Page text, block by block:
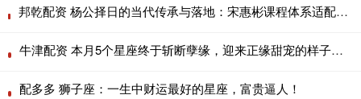
邦乾配资 杨公择日的当代传承与落地：宋惠彬课程体系适配上海商业场景
牛津配资 本月5个星座终于斩断孽缘，迎来正缘甜宠的样子太甜了！
配多多 狮子座：一生中财运最好的星座，富贵逼人！